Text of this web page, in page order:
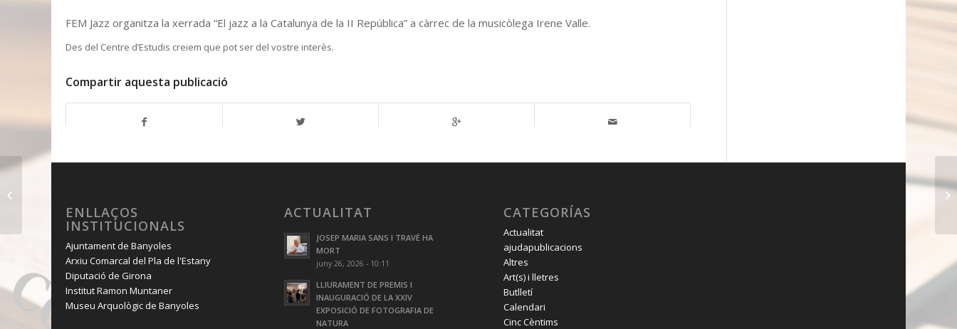
FEM Jazz organitza la xerrada “El jazz a la Catalunya de la II República” a càrrec de la musicòlega Irene Valle.
Des del Centre d’Estudis creiem que pot ser del vostre interès.
Compartir aquesta publicació
ENLLAÇOS
INSTITUCIONALS
Ajuntament de Banyoles
Arxiu Comarcal del Pla de l'Estany
Diputació de Girona
Institut Ramon Muntaner
Museu Arquològic de Banyoles
ACTUALITAT
JOSEP MARIA SANS I TRAVÉ HA
MORT
juny 26, 2026 - 10:11
LLIURAMENT DE PREMIS I
INAUGURACIÓ DE LA XXIV
EXPOSICIÓ DE FOTOGRAFIA DE
NATURA
CATEGORÍAS
Actualitat
ajudapublicacions
Altres
Art(s) i lletres
Butlletí
Calendari
Cinc Cèntims